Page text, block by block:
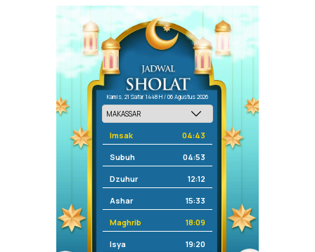
Kamis, 21 Safar 1448 H / 06 Agustus 2026
Imsak 04:43
Subuh 04:53
Dzuhur 12:12
Ashar 15:33
Maghrib 18:09
Isya 19:20